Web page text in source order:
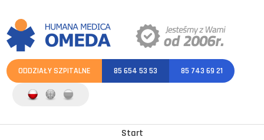
ODDZIAŁY SZPITALNE 85 654 53 53 85 743 69 21
Start